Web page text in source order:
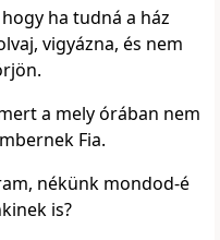
ha tudná a ház
vigyázna, és nem
a mely órában nem
Fia.
nékünk mondod-é
is?